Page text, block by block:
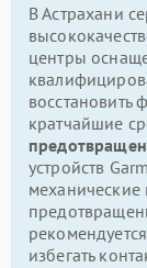
В Астрахани
центры
восстановить
кратчайшие
устройств
избегать